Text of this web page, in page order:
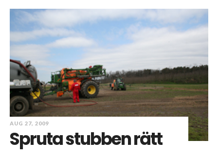
AUG 27, 2009
Spruta stubben rätt